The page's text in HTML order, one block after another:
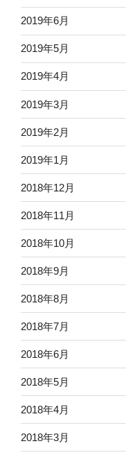
2019年6月
2019年5月
2019年4月
2019年3月
2019年2月
2019年1月
2018年12月
2018年11月
2018年10月
2018年9月
2018年8月
2018年7月
2018年6月
2018年5月
2018年4月
2018年3月